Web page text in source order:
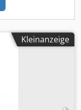
Kleinanzeige